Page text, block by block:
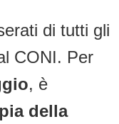
di tutti gli
CONI. Per
, è
della